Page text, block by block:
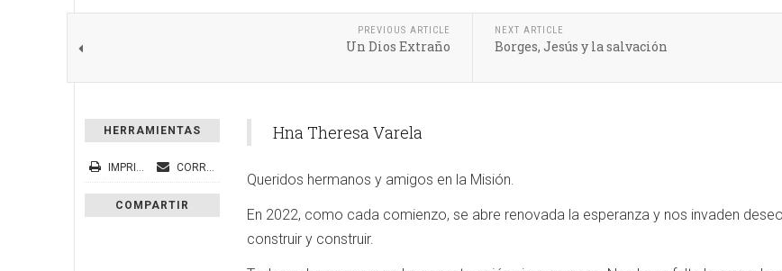
PREVIOUS ARTICLE
Un Dios Extraño
NEXT ARTICLE
Borges, Jesús y la salvación
HERRAMIENTAS
IMPRIMIR CORREO ELECTRÓNICO
COMPARTIR
Hna Theresa Varela
Queridos hermanos y amigos en la Misión.
En 2022, como cada comienzo, se abre renovada la esperanza y nos invaden
construir y construir.